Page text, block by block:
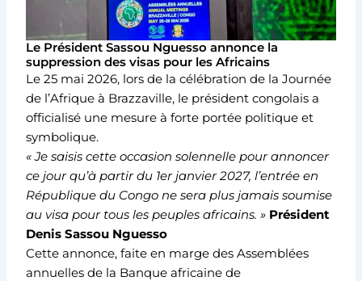
Le Président Sassou Nguesso annonce la
suppression des visas pour les Africains
Le 25 mai 2026, lors de la célébration de la Journée
de l’Afrique à Brazzaville, le président congolais a
officialisé une mesure à forte portée politique et
symbolique.
« Je saisis cette occasion solennelle pour annoncer
ce jour qu’à partir du 1er janvier 2027, l’entrée en
République du Congo ne sera plus jamais soumise
au visa pour tous les peuples africains. » Président
Denis Sassou Nguesso
Cette annonce, faite en marge des Assemblées
annuelles de la Banque africaine de